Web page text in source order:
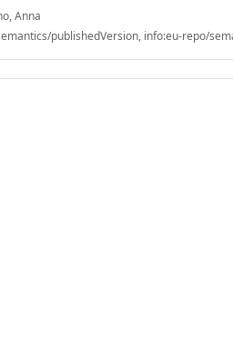
Anna
publishedVersion, info:eu-repo/